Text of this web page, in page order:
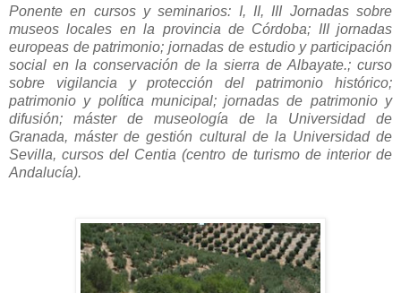
Ponente en cursos y seminarios: I, II, III Jornadas sobre
museos locales en la provincia de Córdoba; III jornadas
europeas de patrimonio; jornadas de estudio y participación
social en la conservación de la sierra de Albayate.; curso
sobre vigilancia y protección del patrimonio histórico;
patrimonio y política municipal; jornadas de patrimonio y
difusión; máster de museología de la Universidad de
Granada, máster de gestión cultural de la Universidad de
Sevilla, cursos del Centia (centro de turismo de interior de
Andalucía).